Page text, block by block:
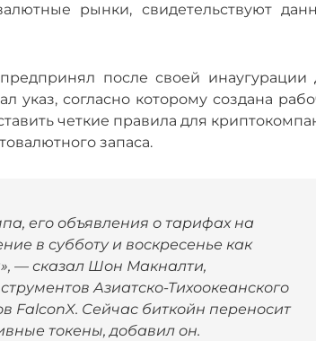
рынки, свидетельствуют
после своей инаугурации
указ, согласно которому создана
четкие правила для
запаса.
его объявления о тарифах на
в субботу и воскресенье как
— сказал Шон Макналти,
Азиатско-Тихоокеанского
FalconX. Сейчас биткойн переносит
токены, добавил он.